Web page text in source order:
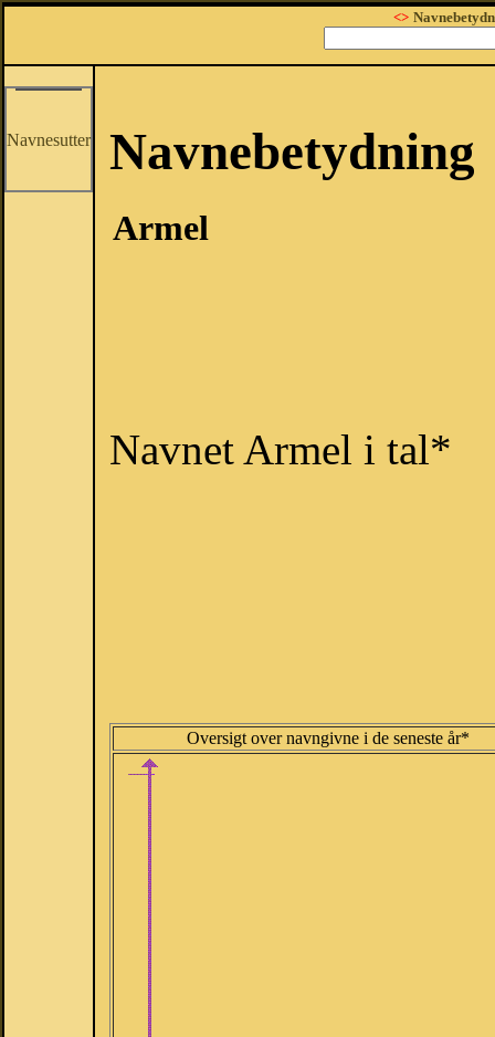
<>
Navnesutter Navnebetydning
Armel
Navnet Armel i tal*
Oversigt over navngivne i de seneste år*